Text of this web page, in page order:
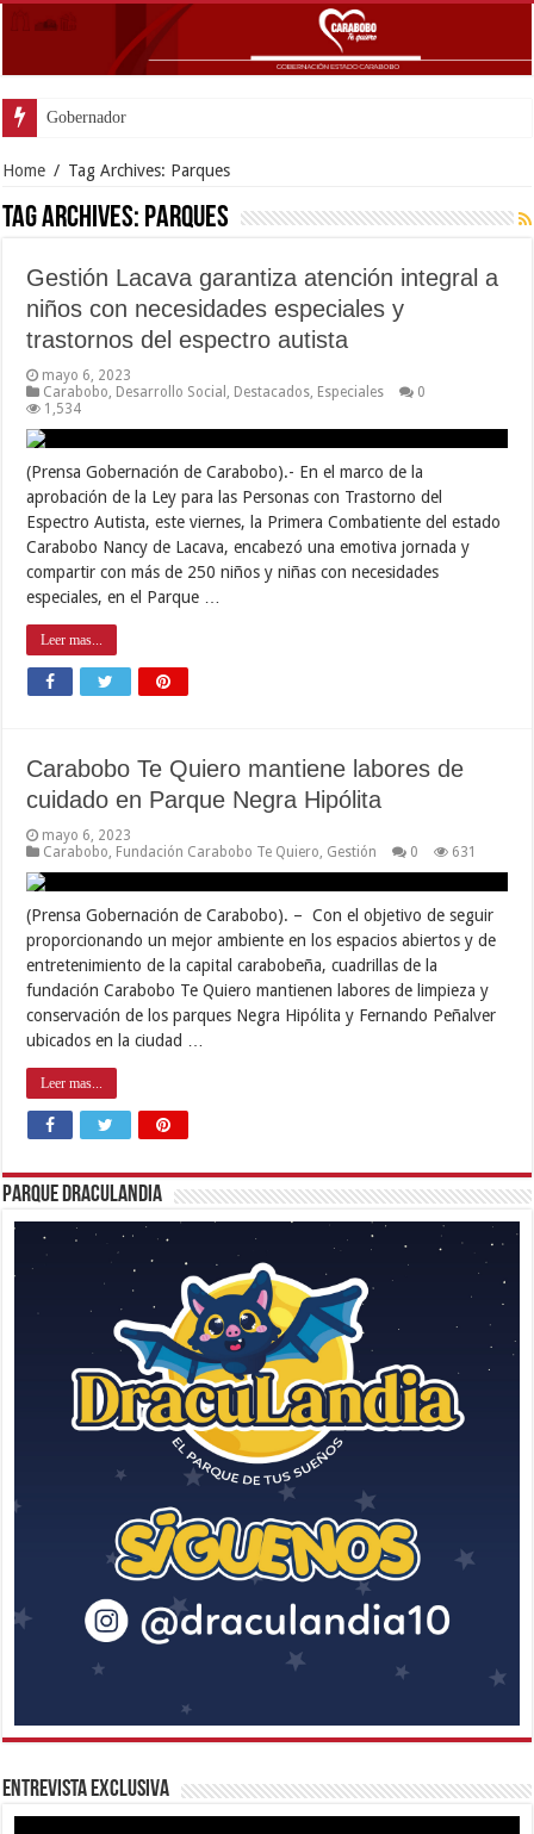
Gobernador Lacava an
Home / Tag Archives: Parques
Tag Archives: Parques
Gestión Lacava garantiza atención integral a
niños con necesidades especiales y
trastornos del espectro autista
mayo 6, 2023
Carabobo Desarrollo Social Destacados Especiales
0
1,534
(Prensa Gobernación de Carabobo).- En el marco de la
aprobación de la Ley para las Personas con Trastorno del
Espectro Autista, este viernes, la Primera Combatiente del estado
Carabobo Nancy de Lacava, encabezó una emotiva jornada y
compartir con más de 250 niños y niñas con necesidades
especiales, en el Parque …
Leer mas...
Carabobo Te Quiero mantiene labores de
cuidado en Parque Negra Hipólita
mayo 6, 2023
Carabobo Fundación Carabobo Te Quiero Gestión 0 631
(Prensa Gobernación de Carabobo). – Con el objetivo de seguir
proporcionando un mejor ambiente en los espacios abiertos y de
entretenimiento de la capital carabobeña, cuadrillas de la
fundación Carabobo Te Quiero mantienen labores de limpieza y
conservación de los parques Negra Hipólita y Fernando Peñalver
ubicados en la ciudad …
Leer mas...
Parque Draculandia
Entrevista Exclusiva